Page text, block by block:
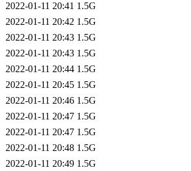
2022-01-11 20:41 1.5G
2022-01-11 20:42 1.5G
2022-01-11 20:43 1.5G
2022-01-11 20:43 1.5G
2022-01-11 20:44 1.5G
2022-01-11 20:45 1.5G
2022-01-11 20:46 1.5G
2022-01-11 20:47 1.5G
2022-01-11 20:47 1.5G
2022-01-11 20:48 1.5G
2022-01-11 20:49 1.5G